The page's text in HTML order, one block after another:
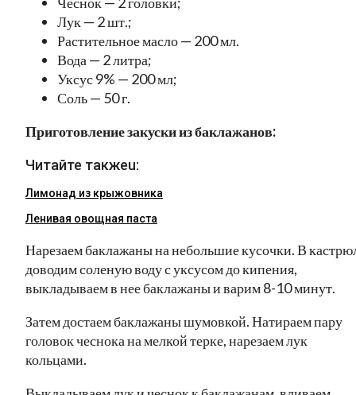
Лук — 2 шт.;
Растительное масло — 200 мл.
Вода — 2 литра;
Уксус 9% — 200 мл;
Соль — 50 г.
Приготовление закуски из баклажанов:
Читайте такжеu:
Лимонад из крыжовника
Ленивая овощная паста
Нарезаем баклажаны на небольшие кусочки. В
доводим соленую воду с уксусом до кипения,
выкладываем в нее баклажаны и варим 8-10 минут.
Затем достаем баклажаны шумовкой. Натираем пару
головок чеснока на мелкой терке, нарезаем лук
кольцами.